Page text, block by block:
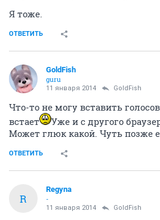
Я тоже.
ОТВЕТИТЬ
GoldFish
guru
11 января 2014 GoldFish
Что-то не могу вставить
встает
Уже и с другого
Может глюк какой. Чуть позже
ОТВЕТИТЬ
R
Regyna
-
11 января 2014 GoldFish